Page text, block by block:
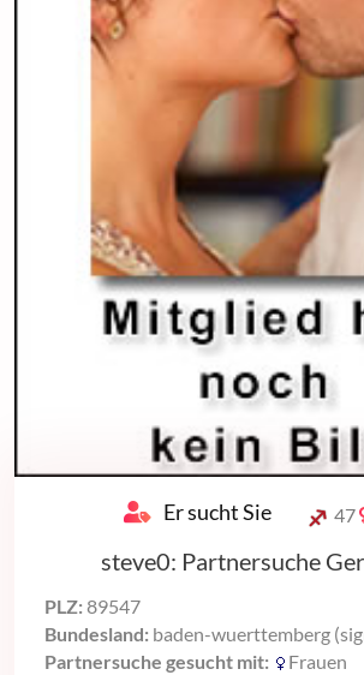
Er sucht Sie 47
steve0: Partnersuche
PLZ: 89547
Bundesland: baden-wuerttemberg
Partnersuche gesucht mit:
Frauen